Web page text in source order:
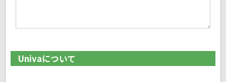
Univaについて